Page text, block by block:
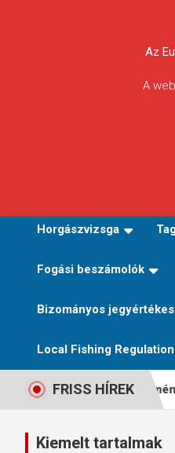
Horgászvizsga
Fogási beszámolók
Bizományos
Local Fishing Regulation
FRISS HÍREK
– Végeredmények
Kiemelt tartalmak
Az
A